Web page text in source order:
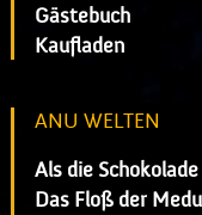
Gästebuch
Kaufladen
ANU WELTEN
Als die
Das Floß der